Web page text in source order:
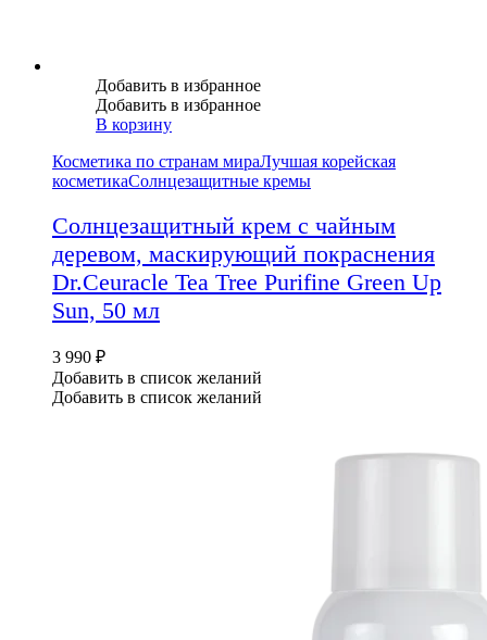
Добавить в избранное
Добавить в избранное
В корзину
Косметика по странам мираЛучшая корейская
косметикаСолнцезащитные кремы
Солнцезащитный крем с чайным
деревом, маскирующий покраснения
Dr.Ceuracle Tea Tree Purifine Green Up
Sun, 50 мл
3 990 ₽
Добавить в список желаний
Добавить в список желаний